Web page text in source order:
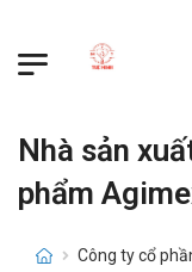
Nhà sản
phẩm
Công ty cổ